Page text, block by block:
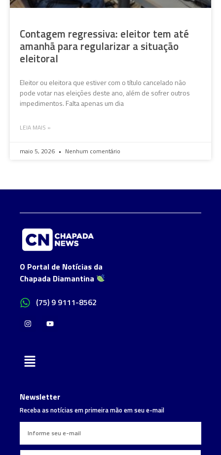
Contagem regressiva: eleitor tem até
amanhã para regularizar a situação
eleitoral
Eleitor ou eleitora que estiver com o título cancelado não
pode votar nas eleições deste ano, além de sofrer outros
impedimentos. Falta apenas um dia
LEIA MAIS »
maio 5, 2026 Nenhum comentário
O Portal de Notícias da
Chapada Diamantina
(75) 9 9111-8562
Newsletter
Receba as notícias em primeira mão em seu e-mail